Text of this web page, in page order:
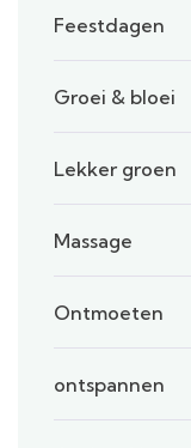
Feestdagen
Groei & bloei
Lekker groen
Massage
Ontmoeten
ontspannen